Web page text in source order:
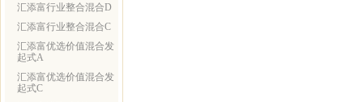
汇添富行业整合混合D
汇添富行业整合混合C
汇添富优选价值混合发
起式A
汇添富优选价值混合发
起式C